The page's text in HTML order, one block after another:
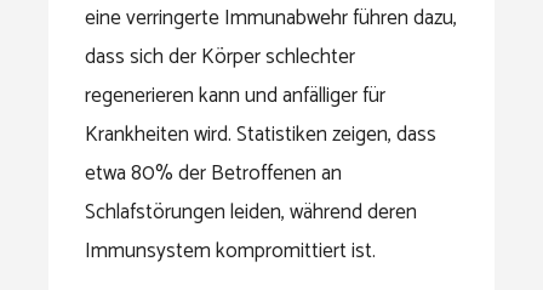
eine verringerte Immunabwehr führen dazu,
dass sich der Körper schlechter
regenerieren kann und anfälliger für
Krankheiten wird. Statistiken zeigen, dass
etwa 80% der Betroffenen an
Schlafstörungen leiden, während deren
Immunsystem kompromittiert ist.